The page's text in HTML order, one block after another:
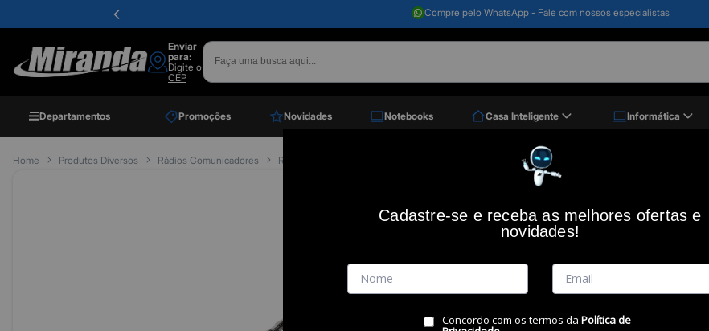
Compre pelo WhatsApp - Fale com nossos especialistas
Enviar
para:
Digite o
CEP
Departamentos Promoções Novidades Notebooks Casa Inteligente Informática
Home Produtos Diversos Rádios Comunicadores Radio Comunicador Rc 4002 G2 (par), 4160049, Intelbras
Radio comunicador RC 4002 G2
(0)
Cadastre-se e receba as melhores ofertas e
novidades!
Concordo com os termos da Política de